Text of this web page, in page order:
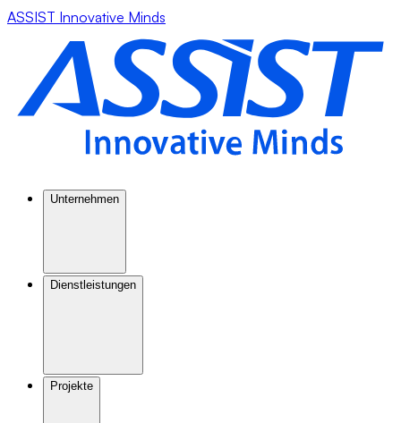
ASSIST Innovative Minds
Unternehmen
Dienstleistungen
Projekte